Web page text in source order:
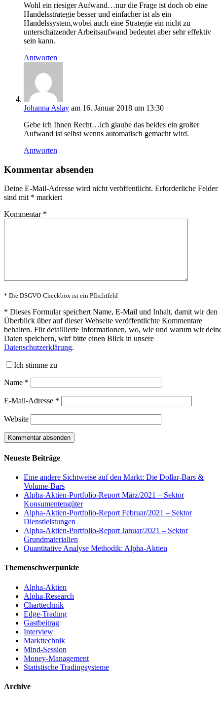
Wohl ein riesiger Aufwand…nur die Frage ist doch ob eine
Handelsstrategie besser und einfacher ist als ein
Handelssystem,wobei auch eine Strategie ein nicht zu
unterschätzender Arbeitsaufwand bedeutet aber sehr effektiv
sein kann.
Antworten
Johanna Aslay am 16. Januar 2018 um 13:30
Gebe ich Ihnen Recht…ich glaube das beides ein großer
Aufwand ist selbst wenns automatisch gemacht wird.
Antworten
Kommentar absenden
Deine E-Mail-Adresse wird nicht veröffentlicht. Erforderliche Felder
sind mit * markiert
Kommentar *
* Die DSGVO-Checkbox ist ein Pflichtfeld
* Dieses Formular speichert Name, E-Mail und Inhalt, damit wir den
Überblick über auf dieser Webseite veröffentlichte Kommentare
behalten. Für detaillierte Informationen, wo, wie und warum wir
Daten speichern, wirf bitte einen Blick in unsere
Datenschutzerklärung.
Ich stimme zu
Name *
E-Mail-Adresse *
Website
Neueste Beiträge
Eine andere Sichtweise auf den Markt: Die Dollar-Bars &
Volume-Bars
Alpha-Aktien-Portfolio-Report März/2021 – Sektor
Konsumentengüter
Alpha-Aktien-Portfolio-Report Februar/2021 – Sektor
Dienstleistungen
Alpha-Aktien-Portfolio-Report Januar/2021 – Sektor
Grundmaterialien
Quantitative Analyse Methodik: Alpha-Aktien
Themenschwerpunkte
Alpha-Aktien
Alpha-Research
Charttechnik
Edge-Trading
Gastbeitrag
Interview
Markttechnik
Mind-Session
Money-Management
Statistische Tradingsysteme
Archive